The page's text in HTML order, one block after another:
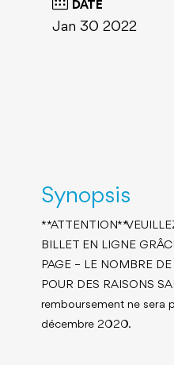
DATE
Jan 30 2022
Synopsis
** ATTENTION **
BILLET EN LIGNE
PAGE – LE NOMBRE DE
POUR DES RAISONS
remboursement ne sera
décembre 2020.